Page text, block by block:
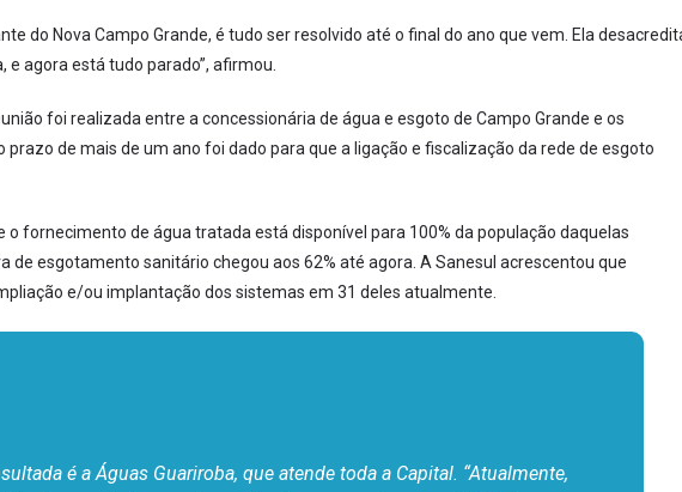
do Nova Campo Grande, é tudo ser resolvido até o final do ano que vem. Ela
e agora está tudo parado”, afirmou.
foi realizada entre a concessionária de água e esgoto de Campo Grande e os
prazo de mais de um ano foi dado para que a ligação e fiscalização da rede de esgoto
fornecimento de água tratada está disponível para 100% da população daquelas
de esgotamento sanitário chegou aos 62% até agora. A Sanesul acrescentou que
e/ou implantação dos sistemas em 31 deles atualmente.
é a Águas Guariroba, que atende toda a Capital. “Atualmente,